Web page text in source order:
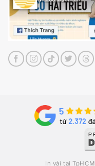
In vải tại TpHCM